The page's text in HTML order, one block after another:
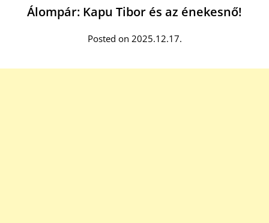
Álompár: Kapu Tibor és az énekesnő!
Posted on 2025.12.17.